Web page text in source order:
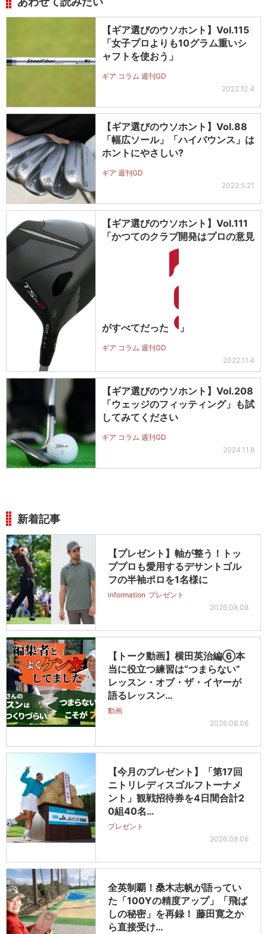
【ギア選びのウソホント】Vol.115
「女子プロよりも10グラム重いシ
ャフトを使おう」
ギア コラム 週刊GD
2022.12.4
【ギア選びのウソホント】Vol.88
「幅広ソール」「ハイバウンス」は
ホントにやさしい?
ギア 週刊GD
2022.5.21
【ギア選びのウソホント】Vol.111
「かつてのクラブ開発はプロの意見
がすべてだった 」
ギア コラム 週刊GD
2022.11.4
【ギア選びのウソホント】Vol.208
「ウェッジのフィッティング」も試
してみてください
ギア コラム 週刊GD
2024.11.8
新着記事
【プレゼント】軸が整う！トッ
ププロも愛用するデサントゴル
フの半袖ポロを1名様に
information プレゼント
2026.08.08
【トーク動画】横田英治編⑥本
当に役立つ練習は“つまらない”
レッスン・オブ・ザ・イヤーが
語るレッスン…
動画
2026.08.06
【今月のプレゼント】「第17回
ニトリレディスゴルフトーナメ
ント」観戦招待券を4日間合計2
0組40名…
プレゼント
2026.08.06
全英制覇！桑木志帆が語ってい
た「100Yの精度アップ」「飛ば
しの秘密」を再録！ 藤田寛之か
ら直接受け…